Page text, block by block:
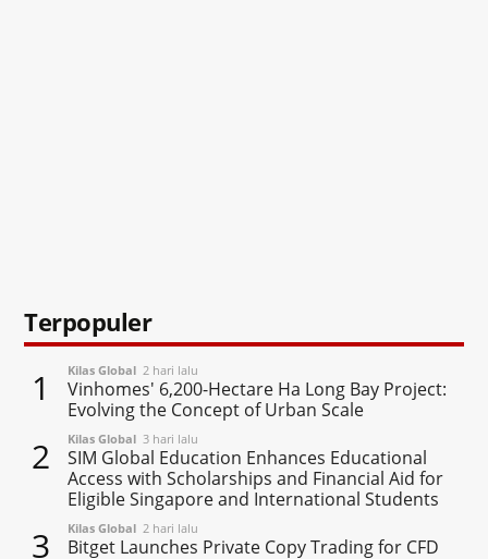
Terpopuler
1 Kilas Global 2 hari lalu
Vinhomes' 6,200-Hectare Ha Long Bay Project:
Evolving the Concept of Urban Scale
2 Kilas Global 3 hari lalu
SIM Global Education Enhances Educational
Access with Scholarships and Financial Aid for
Eligible Singapore and International Students
3 Kilas Global 2 hari lalu
Bitget Launches Private Copy Trading for CFD